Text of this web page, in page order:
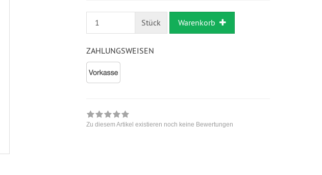
Stück Warenkorb
ZAHLUNGSWEISEN
Zu diesem Artikel existieren noch keine Bewertungen